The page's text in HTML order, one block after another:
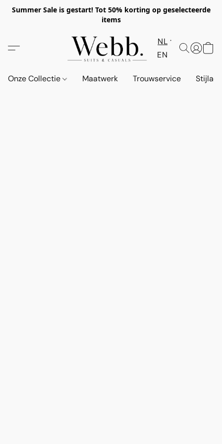
Summer Sale is gestart! Tot 50% korting op geselecteerde
items
NL
EN
Onze Collectie Maatwerk Trouwservice